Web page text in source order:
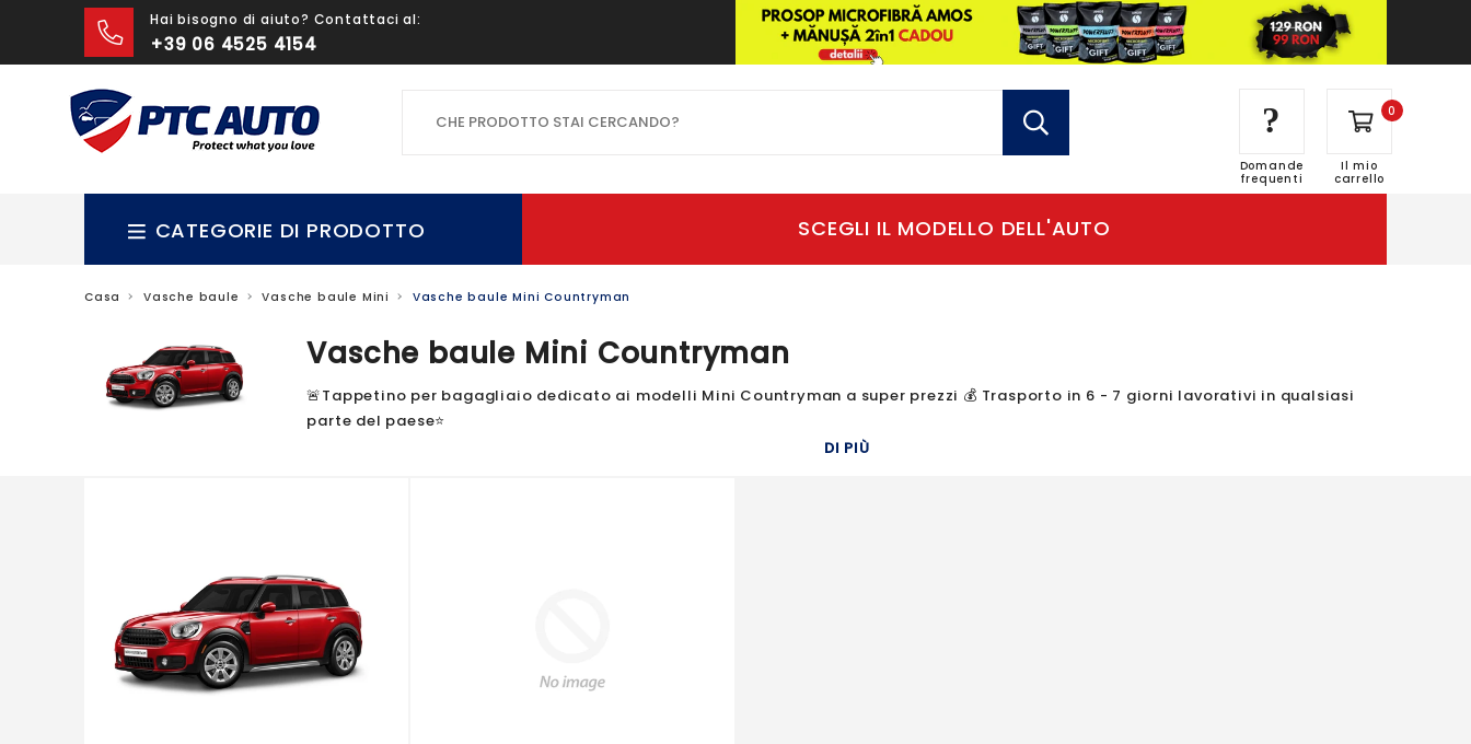
Hai bisogno di aiuto? Contattaci al:
+39 06 4525 4154
0
Il mio
carrello
?
Domande
frequenti
CATEGORIE DI PRODOTTO
Casa Vasche baule Vasche baule Mini Vasche baule Mini Countryman
Vasche baule Mini Countryman
🚨Tappetino per bagagliaio dedicato ai modelli Mini Countryman a super prezzi 💰 Trasporto in 6 - 7 giorni lavorativi in qualsiasi
parte del paese⭐
DI PIÙ